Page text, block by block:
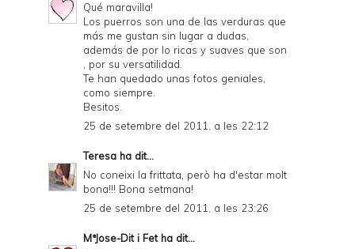
Qué maravilla!
Los puerros son una de las verduras que
más me gustan sin lugar a dudas,
además de por lo ricas y suaves que son
, por su versatilidad.
Te han quedado unas fotos geniales,
como siempre.
Besitos.
25 de setembre del 2011, a les 22:12
Teresa ha dit...
No coneixi la frittata, però ha d'estar molt
bona!!! Bona setmana!
25 de setembre del 2011, a les 23:26
MªJose-Dit i Fetha dit...